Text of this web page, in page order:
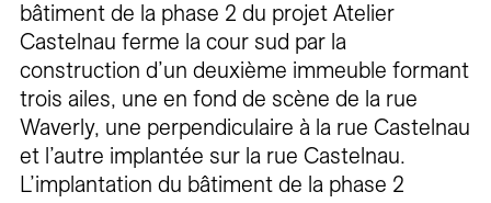
bâtiment de la phase 2 du projet Atelier
Castelnau ferme la cour sud par la
construction d’un deuxième immeuble formant
trois ailes, une en fond de scène de la rue
Waverly, une perpendiculaire à la rue Castelnau
et l’autre implantée sur la rue Castelnau.
L’implantation du bâtiment de la phase 2